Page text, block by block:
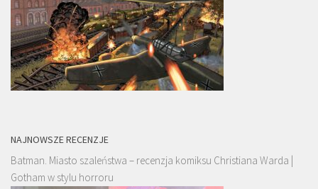
NAJNOWSZE RECENZJE
Batman. Miasto szaleństwa – recenzja komiksu Christiana Warda |
Gotham w stylu horroru